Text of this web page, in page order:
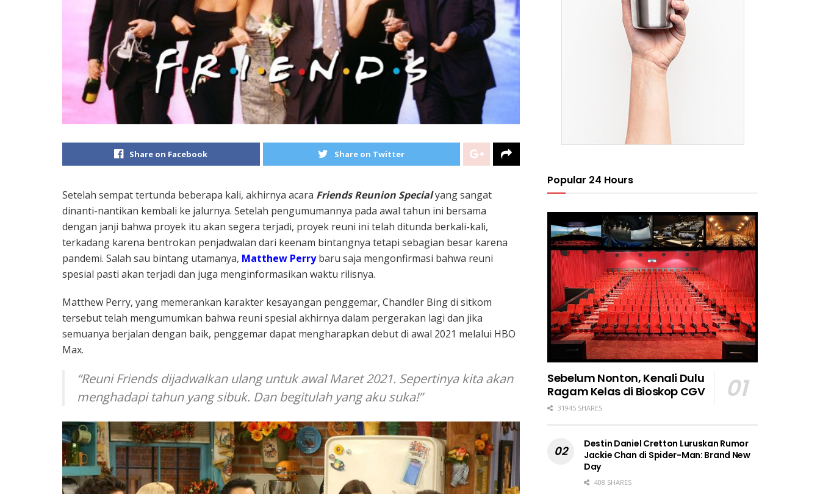
Share on Facebook Share on Twitter
Setelah sempat tertunda beberapa kali, akhirnya acara Friends Reunion Specialyang sangat
dinanti-nantikan kembali ke jalurnya. Setelah pengumumannya pada awal tahun ini bersama
dengan janji bahwa proyek itu akan segera terjadi, proyek reuni ini telah ditunda berkali-kali,
terkadang karena bentrokan penjadwalan dari keenam bintangnya tetapi sebagian besar karena
pandemi. Salah sau bintang utamanya, Matthew Perrybaru saja mengonfirmasi bahwa reuni
spesial pasti akan terjadi dan juga menginformasikan waktu rilisnya.
Matthew Perry, yang memerankan karakter kesayangan penggemar, Chandler Bing di sitkom
tersebut telah mengumumkan bahwa reuni spesial akhirnya dalam pergerakan lagi dan jika
semuanya berjalan dengan baik, penggemar dapat mengharapkan debut di awal 2021 melalui HBO
Max.
“Reuni Friends dijadwalkan ulang untuk awal Maret 2021. Sepertinya kita akan
menghadapi tahun yang sibuk. Dan begitulah yang aku suka!”
Popular 24 Hours
Sebelum Nonton, Kenali Dulu
Ragam Kelas di Bioskop CGV
31945 SHARES
Destin Daniel Cretton Luruskan Rumor
Jackie Chan di Spider-Man: Brand New
Day
408 SHARES